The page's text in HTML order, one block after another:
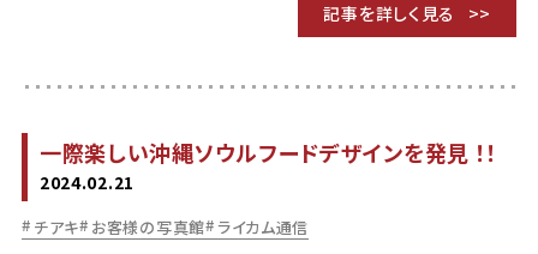
記事を詳しく見る
一際楽しい沖縄ソウルフードデザインを発見 ！！
2024.02.21
チアキ お客様の写真館 ライカム通信